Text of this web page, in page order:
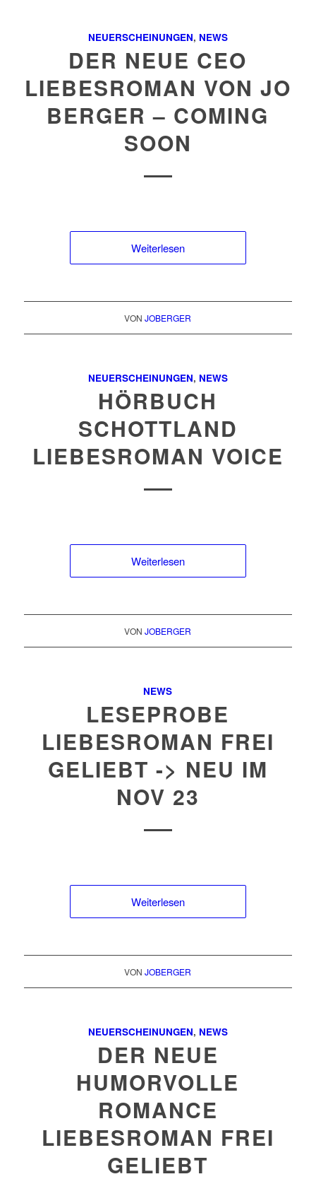
NEUERSCHEINUNGEN, NEWS
DER NEUE CEO
LIEBESROMAN VON JO
BERGER – COMING
SOON
Weiterlesen
VONJOBERGER
NEUERSCHEINUNGEN, NEWS
HÖRBUCH
SCHOTTLAND
LIEBESROMAN VOICE
Weiterlesen
VONJOBERGER
NEWS
LESEPROBE
LIEBESROMAN FREI
GELIEBT -> NEU IM
NOV 23
Weiterlesen
VONJOBERGER
NEUERSCHEINUNGEN, NEWS
DER NEUE
HUMORVOLLE
ROMANCE
LIEBESROMAN FREI
GELIEBT